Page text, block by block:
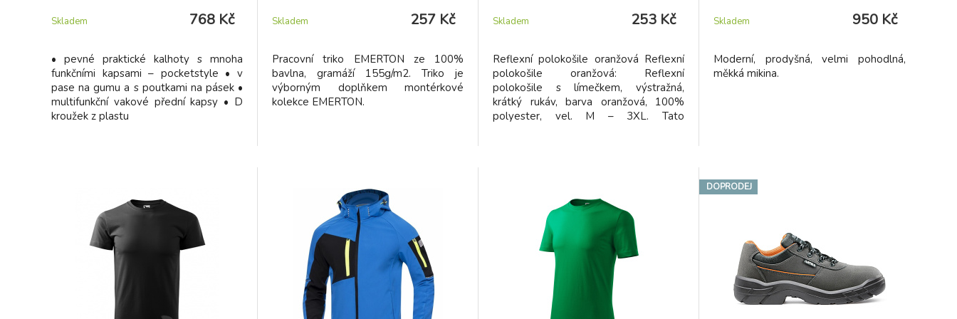
Skladem 768 Kč
• pevné praktické kalhoty s mnoha
funkčními kapsami – pocketstyle • v
pase na gumu a s poutkami na pásek •
multifunkční vakové přední kapsy • D
kroužek z plastu
Skladem 257 Kč
Pracovní triko EMERTON ze 100%
bavlna, gramáží 155g/m2. Triko je
výborným doplňkem montérkové
kolekce EMERTON.
Skladem 253 Kč
Reflexní polokošile oranžová Reflexní
polokošile oranžová: Reflexní
polokošile s límečkem, výstražná,
krátký rukáv, barva oranžová, 100%
polyester, vel. M – 3XL. Tato
Skladem 950 Kč
Moderní, prodyšná, velmi pohodlná,
měkká mikina.
DOPRODEJ